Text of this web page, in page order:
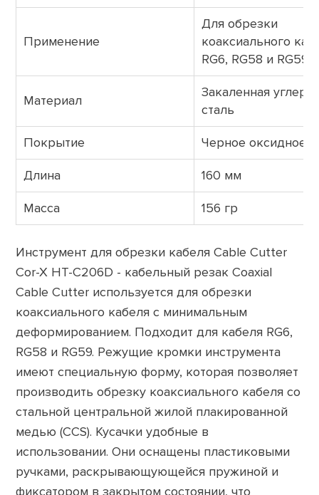
Применение
Для обрезки
коаксиального
RG6, RG58 и RG59
Материал
Закаленная
сталь
Покрытие Черное оксидное
Длина 160 мм
Масса 156 гр
Инструмент для обрезки кабеля Cable Cutter
Cor-X HT-C206D - кабельный резак Coaxial
Cable Cutter используется для обрезки
коаксиального кабеля с минимальным
деформированием. Подходит для кабеля RG6,
RG58 и RG59. Режущие кромки инструмента
имеют специальную форму, которая позволяет
производить обрезку коаксиального кабеля со
стальной центральной жилой плакированной
медью (CCS). Кусачки удобные в
использовании. Они оснащены пластиковыми
ручками, раскрывающующейся пружиной и
фиксатором в закрытом состоянии, что